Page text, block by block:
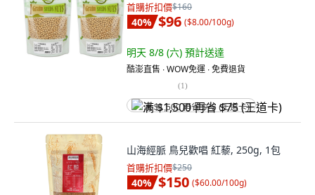
首購折扣價$160
40% $96 ($8.00/100g)
明天 8/8 (六) 預計送達
酷澎直售 ∙ WOW免運 ∙ 免費退貨
(1)
满 $1,500 再省 $75 (王道卡)
山海經脈 鳥兒歡唱 紅藜, 250g, 1包
首購折扣價$250
40% $150 ($60.00/100g)